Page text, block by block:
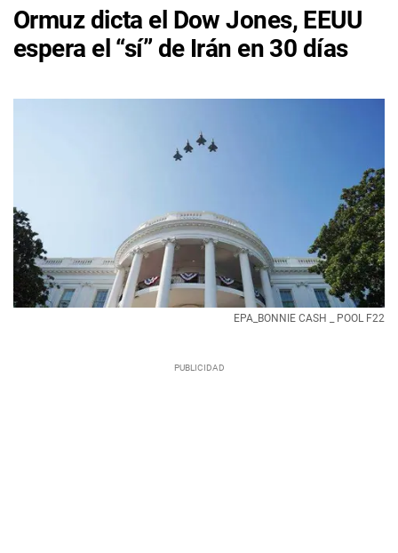
Ormuz dicta el Dow Jones, EEUU
espera el “sí” de Irán en 30 días
EPA_BONNIE CASH _ POOL F22